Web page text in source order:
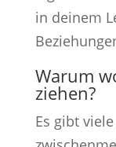
in deinem
Warum
ziehen?
Es gibt